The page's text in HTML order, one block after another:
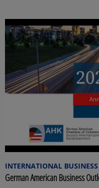
INTERNATIONAL BUSINESS
German American Business